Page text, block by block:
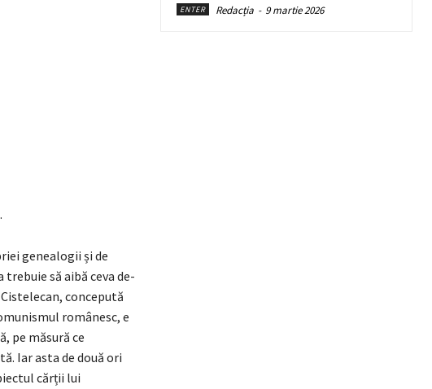
genealogii și de
să aibă ceva de-
concepută
românesc, e
pe măsură ce
Iar asta de două ori
cărții lui
ENTER Redacția - 9 martie 2026